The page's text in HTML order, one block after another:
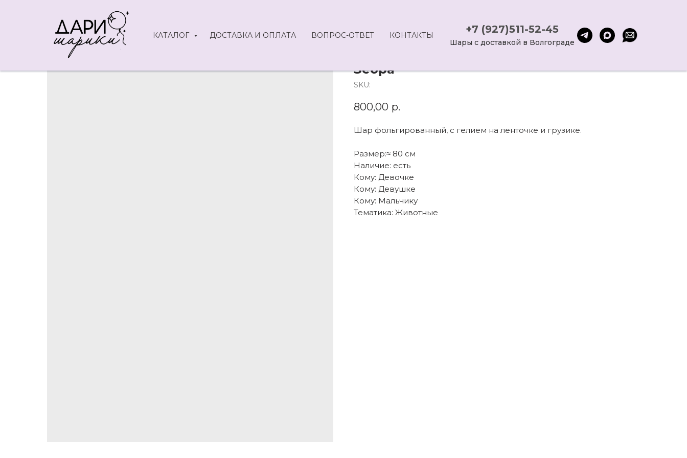
КАТАЛОГ ДОСТАВКА И ОПЛАТА ВОПРОС-ОТВЕТ КОНТАКТЫ +7 (927)511-52-45
Шары с доставкой в Волгограде
Зебра
SKU:
800,00 р.
Шар фольгированный, с гелием на ленточке и грузике.
Размер:≈ 80 см
Наличие: есть
Кому: Девочке
Кому: Девушке
Кому: Мальчику
Тематика: Животные